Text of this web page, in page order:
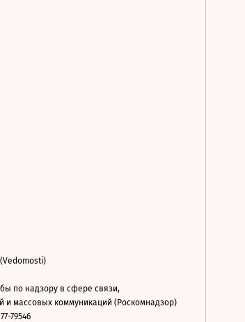
по надзору в сфере связи,
и массовых коммуникаций (Роскомнадзор)
79546